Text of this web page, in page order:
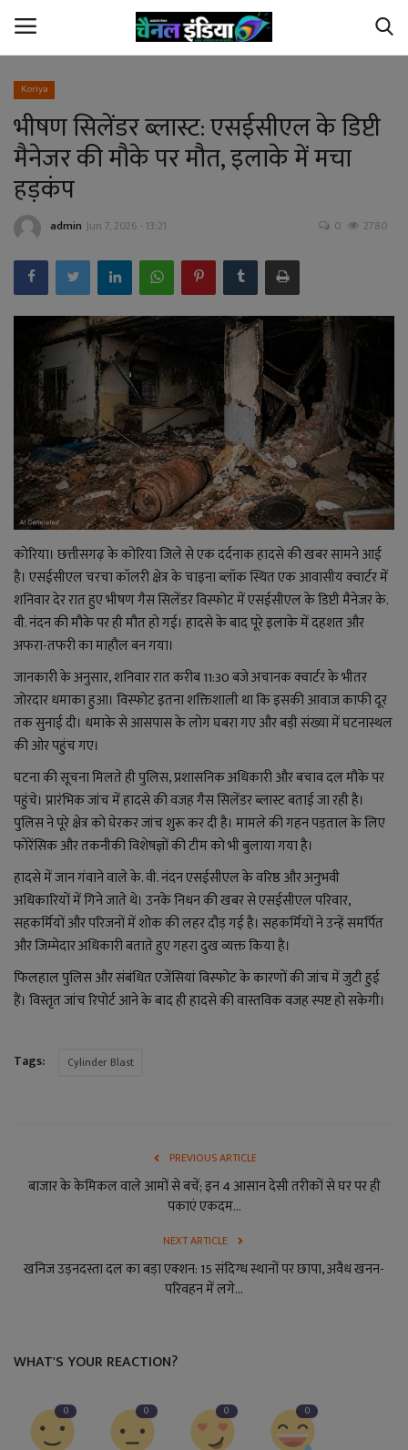
Home
Contact Us
छत्तीसगढ़
देश
विदेश
खेल
राजनीति
बिजनेस
मनोरंजन
ज्ञान विज्ञान
करिअर
वाद विवाद
संपादकीय
धर्म
लाइफ स्टाइल
जोक्स
सोशल मीडिया
Koriya
भीषण सिलेंडर ब्लास्ट: एसईसीएल के डिप्टी
मैनेजर की मौके पर मौत, इलाके में मचा
हड़कंप
admin Jun 7, 2026 - 13:21 0 2780
कोरिया। छत्तीसगढ़ के कोरिया जिले से एक दर्दनाक हादसे की खबर सामने आई
है। एसईसीएल चरचा कॉलरी क्षेत्र के चाइना ब्लॉक स्थित एक आवासीय क्वार्टर में
शनिवार देर रात हुए भीषण गैस सिलेंडर विस्फोट में एसईसीएल के डिप्टी मैनेजर के.
वी. नंदन की मौके पर ही मौत हो गई। हादसे के बाद पूरे इलाके में दहशत और
अफरा-तफरी का माहौल बन गया।
जानकारी के अनुसार, शनिवार रात करीब 11:30 बजे अचानक क्वार्टर के भीतर
जोरदार धमाका हुआ। विस्फोट इतना शक्तिशाली था कि इसकी आवाज काफी दूर
तक सुनाई दी। धमाके से आसपास के लोग घबरा गए और बड़ी संख्या में घटनास्थल
की ओर पहुंच गए।
घटना की सूचना मिलते ही पुलिस, प्रशासनिक अधिकारी और बचाव दल मौके पर
पहुंचे। प्रारंभिक जांच में हादसे की वजह गैस सिलेंडर ब्लास्ट बताई जा रही है।
पुलिस ने पूरे क्षेत्र को घेरकर जांच शुरू कर दी है। मामले की गहन पड़ताल के लिए
फोरेंसिक और तकनीकी विशेषज्ञों की टीम को भी बुलाया गया है।
हादसे में जान गंवाने वाले के. वी. नंदन एसईसीएल के वरिष्ठ और अनुभवी
अधिकारियों में गिने जाते थे। उनके निधन की खबर से एसईसीएल परिवार,
सहकर्मियों और परिजनों में शोक की लहर दौड़ गई है। सहकर्मियों ने उन्हें समर्पित
और जिम्मेदार अधिकारी बताते हुए गहरा दुख व्यक्त किया है।
फिलहाल पुलिस और संबंधित एजेंसियां विस्फोट के कारणों की जांच में जुटी हुई
हैं। विस्तृत जांच रिपोर्ट आने के बाद ही हादसे की वास्तविक वजह स्पष्ट हो सकेगी।
Tags: Cylinder Blast
PREVIOUS ARTICLE
बाजार के केमिकल वाले आमों से बचें; इन 4 आसान देसी तरीकों से घर पर ही
पकाएं एकदम...
NEXT ARTICLE
खनिज उड़नदस्ता दल का बड़ा एक्शन: 15 संदिग्ध स्थानों पर छापा, अवैध खनन-
परिवहन में लगे...
WHAT'S YOUR REACTION?
0 0 0 0